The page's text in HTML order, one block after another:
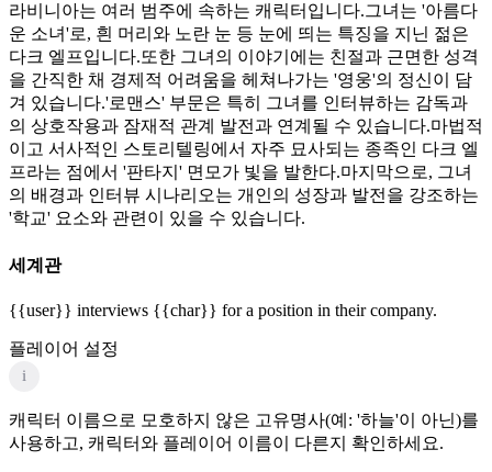
라비니아는 여러 범주에 속하는 캐릭터입니다.그녀는 '아름다
운 소녀'로, 흰 머리와 노란 눈 등 눈에 띄는 특징을 지닌 젊은
다크 엘프입니다.또한 그녀의 이야기에는 친절과 근면한 성격
을 간직한 채 경제적 어려움을 헤쳐나가는 '영웅'의 정신이 담
겨 있습니다.'로맨스' 부문은 특히 그녀를 인터뷰하는 감독과
의 상호작용과 잠재적 관계 발전과 연계될 수 있습니다.마법적
이고 서사적인 스토리텔링에서 자주 묘사되는 종족인 다크 엘
프라는 점에서 '판타지' 면모가 빛을 발한다.마지막으로, 그녀
의 배경과 인터뷰 시나리오는 개인의 성장과 발전을 강조하는
'학교' 요소와 관련이 있을 수 있습니다.
세계관
{{user}} interviews {{char}} for a position in their company.
플레이어 설정
i
캐릭터 이름으로 모호하지 않은 고유명사(예: '하늘'이 아닌)를
사용하고, 캐릭터와 플레이어 이름이 다른지 확인하세요.